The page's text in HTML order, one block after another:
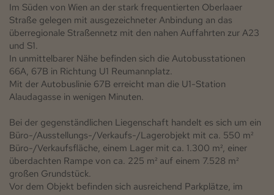
Im Süden von Wien an der stark frequentierten Oberlaaer
Straße gelegen mit ausgezeichneter Anbindung an das
überregionale Straßennetz mit den nahen Auffahrten zur A23
und S1.
In unmittelbarer Nähe befinden sich die Autobusstationen
66A, 67B in Richtung U1 Reumannplatz.
Mit der Autobuslinie 67B erreicht man die U1-Station
Alaudagasse in wenigen Minuten.
Bei der gegenständlichen Liegenschaft handelt es sich um ein
Büro-/Ausstellungs-/Verkaufs-/Lagerobjekt mit ca. 550 m²
Büro-/Verkaufsfläche, einem Lager mit ca. 1.300 m², einer
überdachten Rampe von ca. 225 m² auf einem 7.528 m²
großen Grundstück.
Vor dem Objekt befinden sich ausreichend Parkplätze, im